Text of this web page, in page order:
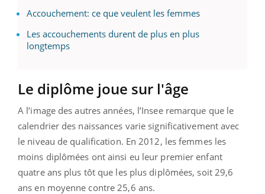
Accouchement: ce que veulent les femmes
Les accouchements durent de plus en plus
longtemps
Le diplôme joue sur l'âge
A l’image des autres années, l’Insee remarque que le
calendrier des naissances varie significativement avec
le niveau de qualification. En 2012, les femmes les
moins diplômées ont ainsi eu leur premier enfant
quatre ans plus tôt que les plus diplômées, soit 29,6
ans en moyenne contre 25,6 ans.